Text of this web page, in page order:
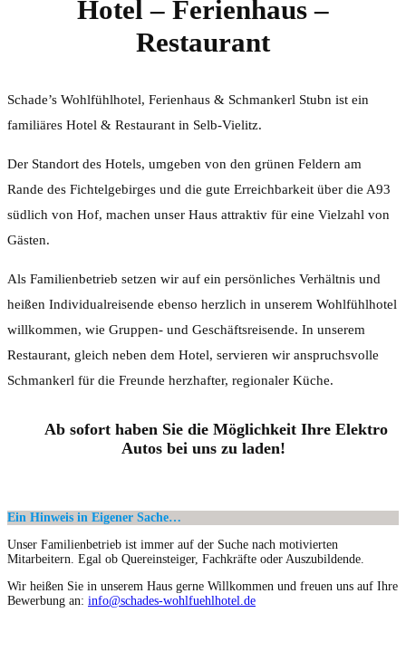
Hotel – Ferienhaus –
Restaurant
Schade’s Wohlfühlhotel, Ferienhaus & Schmankerl Stubn ist ein
familiäres Hotel & Restaurant in Selb-Vielitz.
Der Standort des Hotels, umgeben von den grünen Feldern am
Rande des Fichtelgebirges und die gute Erreichbarkeit über die A93
südlich von Hof, machen unser Haus attraktiv für eine Vielzahl von
Gästen.
Als Familienbetrieb setzen wir auf ein persönliches Verhältnis und
heißen Individualreisende ebenso herzlich in unserem Wohlfühlhotel
willkommen, wie Gruppen- und Geschäftsreisende. In unserem
Restaurant, gleich neben dem Hotel, servieren wir anspruchsvolle
Schmankerl für die Freunde herzhafter, regionaler Küche.
Ab sofort haben Sie die Möglichkeit Ihre Elektro
Autos bei uns zu laden!
Ein Hinweis in Eigener Sache…
Unser Familienbetrieb ist immer auf der Suche nach motivierten
Mitarbeitern. Egal ob Quereinsteiger, Fachkräfte oder Auszubildende.
Wir heißen Sie in unserem Haus gerne Willkommen und freuen uns auf Ihre
Bewerbung an: info@schades-wohlfuehlhotel.de